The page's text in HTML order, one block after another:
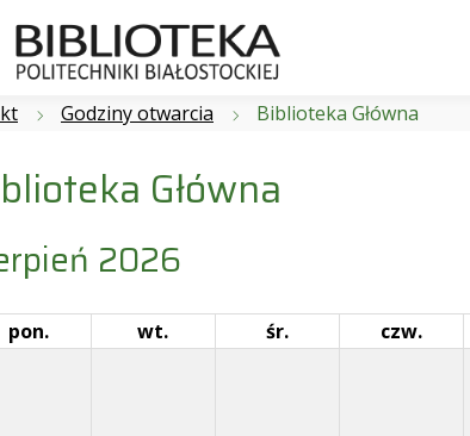
Godziny otwarcia Biblioteka Główna
Główna
2026
pon. wt. śr. czw.